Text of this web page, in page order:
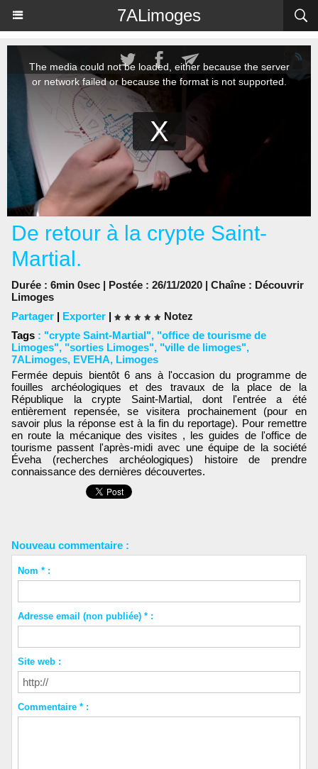
7ALimoges
De retour à la crypte Saint-
Martial.
Durée : 6min 0sec | Postée : 26/11/2020 | Chaîne : Découvrir
Limoges
Partager | Exporter |
Notez
Tags : "crypte Saint-Martial", "office de tourisme de
Limoges", "sorties Limoges", "ville de limoges",
7ALimoges, EVEHA, Limoges
Fermée depuis bientôt 6 ans à l'occasion du programme de
fouilles archéologiques et des travaux de la place de la
République la crypte Saint-Martial, dont l'entrée a été
entièrement repensée, se visitera prochainement (pour en
savoir plus la réponse est à la fin du reportage). Pour remettre
en route la mécanique des visites , les guides de l'office de
tourisme passent l'après-midi avec une équipe de la société
Éveha (recherches archéologiques) histoire de prendre
connaissance des dernières découvertes.
Nouveau commentaire :
Nom * :
Adresse email (non publiée) * :
Site web :
Commentaire * :